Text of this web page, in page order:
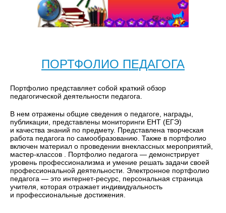
ПОРТФОЛИО ПЕДАГОГА
Портфолио представляет собой краткий обзор
педагогической деятельности педагога.
В нем отражены общие сведения о педагоге, награды,
публикации, представлены мониторинги ЕНТ (ЕГЭ)
и качества знаний по предмету. Представлена творческая
работа педагога по самообразованию. Также в портфолио
включен материал о проведении внеклассных мероприятий,
мастер-классов . Портфолио педагога — демонстрирует
уровень профессионализма и умение решать задачи своей
профессиональной деятельности. Электронное портфолио
педагога — это интернет-ресурс, персональная страница
учителя, которая отражает индивидуальность
и профессиональные достижения.